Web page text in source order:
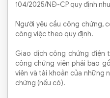
104/2025/NĐ-CP quy định
Người yêu cầu công chứng,
công việc theo quy định.
Giao dịch công chứng điện
công chứng viên phải bao
viên và tài khoản của những
chứng (nếu có).